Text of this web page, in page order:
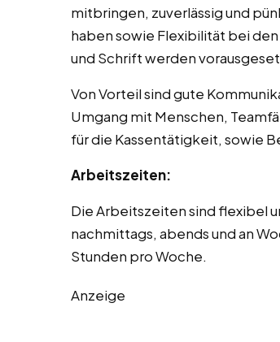
mitbringen, zuverlässig und
haben sowie Flexibilität bei
und Schrift werden
Von Vorteil sind gute
Umgang mit Menschen,
für die Kassentätigkeit, sowie
Arbeitszeiten:
Die Arbeitszeiten sind flexibel
nachmittags, abends und an
Stunden pro Woche.
Anzeige